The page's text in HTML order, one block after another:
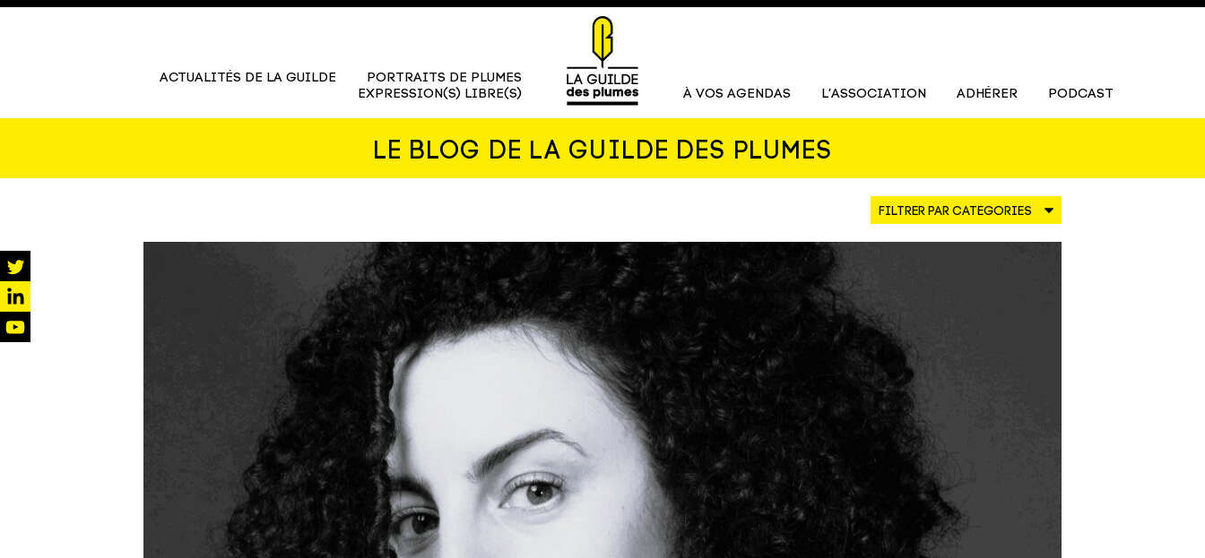
ACTUALITÉS DE LA GUILDE
PORTRAITS DE PLUMES
EXPRESSION(S) LIBRE(S)
À VOS AGENDAS L’ASSOCIATION ADHÉRER PODCAST
LE BLOG DE LA GUILDE DES PLUMES
twitter
linkedin